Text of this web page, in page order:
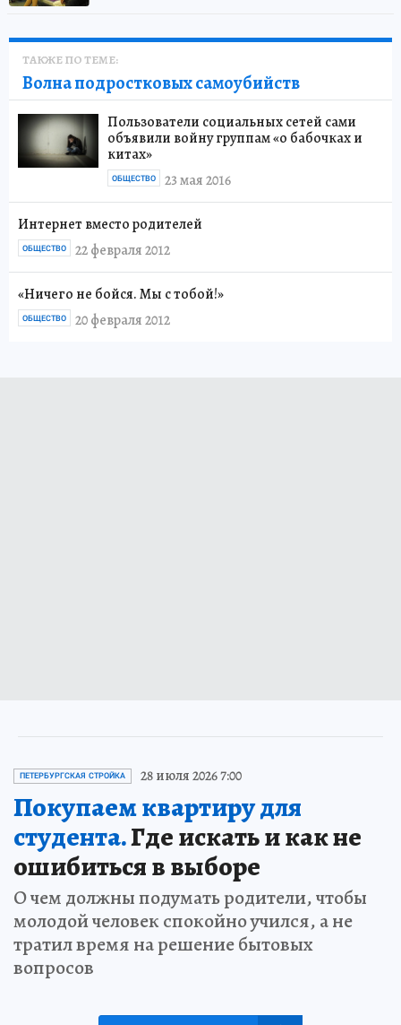
ТАКЖЕ ПО ТЕМЕ:
Волна подростковых самоубийств
Пользователи социальных сетей сами
объявили войну группам «о бабочках и
китах»
23 мая 2016
ОБЩЕСТВО
Интернет вместо родителей
22 февраля 2012
ОБЩЕСТВО
«Ничего не бойся. Мы с тобой!»
20 февраля 2012
ОБЩЕСТВО
ПЕТЕРБУРГСКАЯ СТРОЙКА 28 июля 2026 7:00
Покупаем квартиру для
студента.Где искать и как не
ошибиться в выборе
О чем должны подумать родители, чтобы
молодой человек спокойно учился, а не
тратил время на решение бытовых
вопросов